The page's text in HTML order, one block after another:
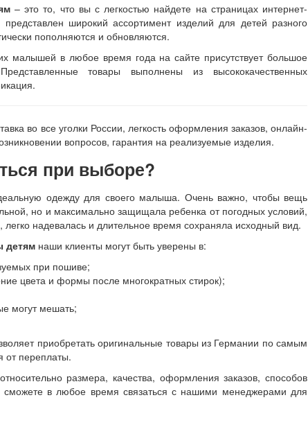
– это то, что вы с легкостью найдете на страницах интернет-
широкий ассортимент изделий для детей разного
пополняются и обновляются.
малышей в любое время года на сайте присутствует большое
товары выполнены из высококачественных
во все уголки России, легкость оформления заказов, онлайн-
вопросов, гарантия на реализуемые изделия.
при выборе?
одежду для своего малыша. Очень важно, чтобы вещь
но и максимально защищала ребенка от погодных условий,
надевалась и длительное время сохраняла исходный вид.
детям наши клиенты могут быть уверены в:
при пошиве;
цвета и формы после многократных стирок);
могут мешать;
приобретать оригинальные товары из Германии по самым
от переплаты.
размера, качества, оформления заказов, способов
сможете в любое время связаться с нашими менеджерами для